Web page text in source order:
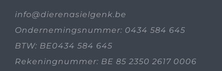
info@dierenasielgenk.be
Ondernemingsnummer: 0434 584 645
BTW: BE0434 584 645
Rekeningnummer: BE 85 2350 2617 0006